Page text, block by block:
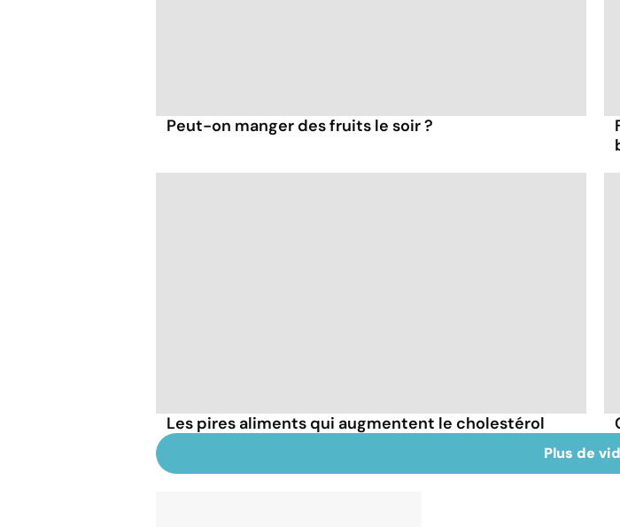
Peut-on manger des fruits le soir ?
Les pires aliments qui augmentent le cholestérol
Plus de